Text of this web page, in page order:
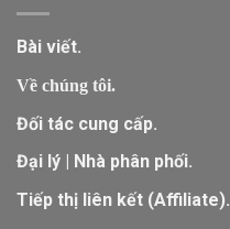
Bài viết.
Về chúng tôi.
Đối tác cung cấp.
Đại lý | Nhà phân phối.
Tiếp thị liên kết (Affiliate).